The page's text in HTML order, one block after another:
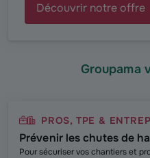
Découvrir notre offre
Groupama
PROS, TPE &
Prévenir les chutes de
Pour sécuriser vos chantiers et